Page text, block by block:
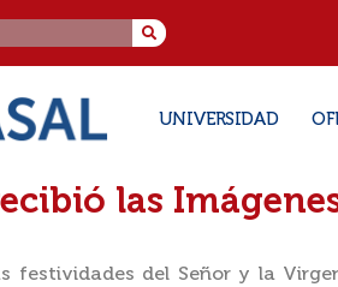
UNIVERSIDAD
las
festividades del Señor y la